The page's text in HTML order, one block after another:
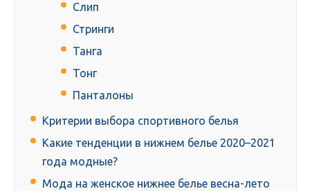
Слип
Стринги
Танга
Тонг
Панталоны
Критерии выбора спортивного белья
Какие тенденции в нижнем белье 2020–2021
года модные?
Мода на женское нижнее белье весна-лето